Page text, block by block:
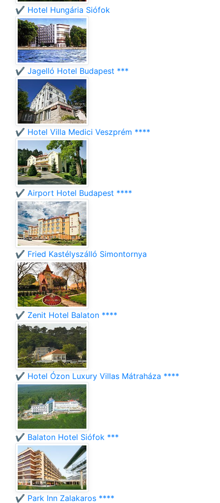
✔️ Hotel Hungária Siófok
✔️ Jagelló Hotel Budapest ***
✔️ Hotel Villa Medici Veszprém ****
✔️ Airport Hotel Budapest ****
✔️ Fried Kastélyszálló Simontornya
✔️ Zenit Hotel Balaton ****
✔️ Hotel Ózon Luxury Villas Mátraháza ****
✔️ Balaton Hotel Siófok ***
✔️ Park Inn Zalakaros ****